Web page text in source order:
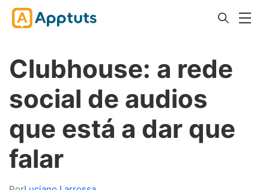
Clubhouse: a rede
social de audios
que está a dar que
falar